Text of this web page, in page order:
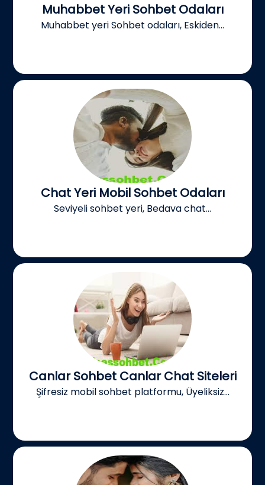
Muhabbet Yeri Sohbet Odaları
Muhabbet yeri Sohbet odaları, Eskiden...
Chat Yeri Mobil Sohbet Odaları
Seviyeli sohbet yeri, Bedava chat...
Canlar Sohbet Canlar Chat Siteleri
Şifresiz mobil sohbet platformu, Üyeliksiz...